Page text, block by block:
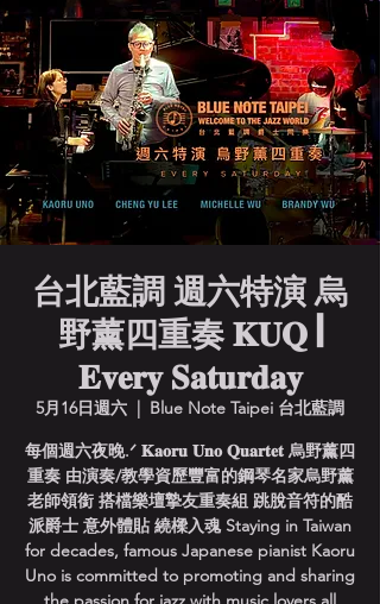
台北藍調 週六特演 烏
野薰四重奏 𝐊𝐔𝐐 |
𝐄𝐯𝐞𝐫𝐲 𝐒𝐚𝐭𝐮𝐫𝐝𝐚𝐲
5月16日週六
  |
Blue Note Taipei 台北藍調
每個週六夜晚.ᐟ 𝐊𝐚𝐨𝐫𝐮 𝐔𝐧𝐨 𝐐𝐮𝐚𝐫𝐭𝐞𝐭 烏野薰四
重奏 由演奏/教學資歷豐富的鋼琴名家烏野薰
老師領銜 搭檔樂壇摯友重奏組 跳脫音符的酷
派爵士 意外體貼 繞樑入魂 Staying in Taiwan
for decades, famous Japanese pianist Kaoru
Uno is committed to promoting and sharing